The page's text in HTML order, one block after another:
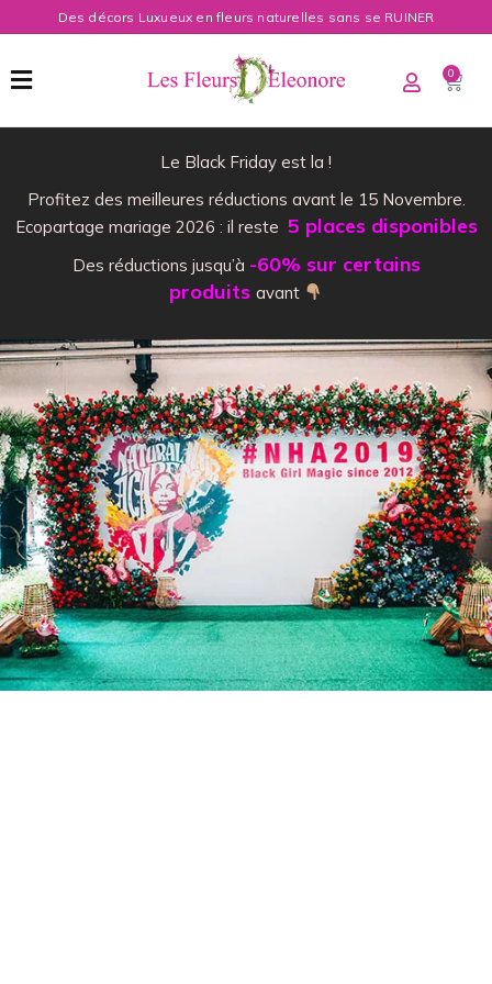
Des décors Luxueux en fleurs naturelles sans se RUINER
0
Le Black Friday est la !
Profitez des meilleures réductions avant le 15 Novembre.
Ecopartage mariage 2026 : il reste 5 places disponibles
Des réductions jusqu’à -60% sur certains
produits avant